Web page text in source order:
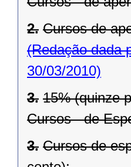
2. Cursos de
(Redação dada
30/03/2010)
3. 15% (quinze
Cursos - de
3. Cursos de